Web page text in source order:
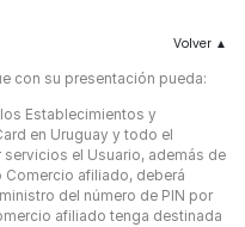
con su presentación pueda:
Establecimientos y
en Uruguay y todo el
el Usuario, además de
Comercio afiliado, deberá
del número de PIN por
afiliado tenga destinada